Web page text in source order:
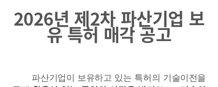
2026년 제2차 파산기업 보
유 특허 매각 공고
파산기업이
보유하고 있는 특허의 기술이전을